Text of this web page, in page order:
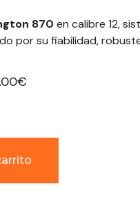
870 en calibre 12,
por su fiabilidad,
€